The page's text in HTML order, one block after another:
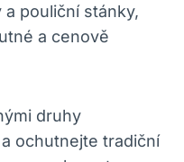
pouliční stánky,
a cenově
druhy
ochutnejte tradiční